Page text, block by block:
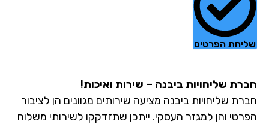
הפרטים
שליחויות ביבנה – שירות ואיכות!
שליחויות ביבנה מציעה שירותים מגוונים הן לציבור
והן למגזר העסקי. ייתכן שתזדקקו לשירותי משלוח